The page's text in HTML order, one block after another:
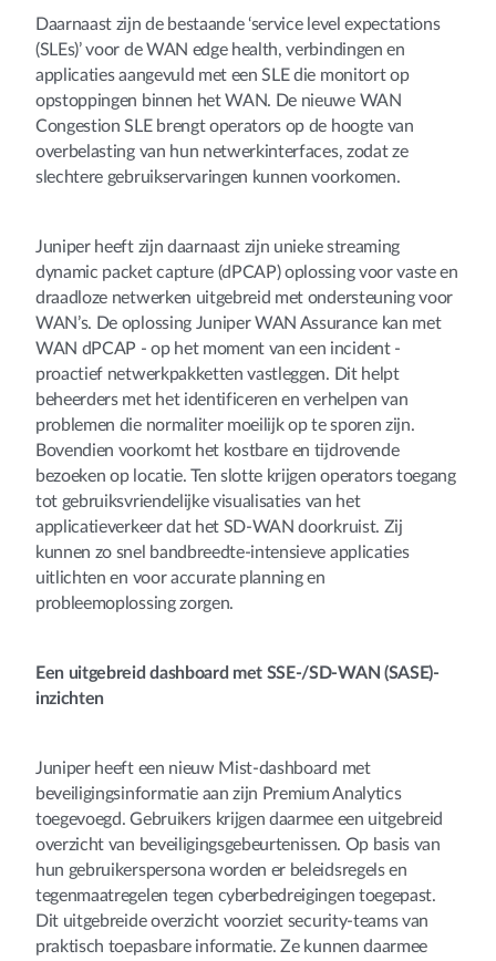
Daarnaast zijn de bestaande ‘service level expectations
(SLEs)’ voor de WAN edge health, verbindingen en
applicaties aangevuld met een SLE die monitort op
opstoppingen binnen het WAN. De nieuwe WAN
Congestion SLE brengt operators op de hoogte van
overbelasting van hun netwerkinterfaces, zodat ze
slechtere gebruikservaringen kunnen voorkomen.
Juniper heeft zijn daarnaast zijn unieke streaming
dynamic packet capture (dPCAP) oplossing voor vaste en
draadloze netwerken uitgebreid met ondersteuning voor
WAN’s. De oplossing Juniper WAN Assurance kan met
WAN dPCAP - op het moment van een incident -
proactief netwerkpakketten vastleggen. Dit helpt
beheerders met het identificeren en verhelpen van
problemen die normaliter moeilijk op te sporen zijn.
Bovendien voorkomt het kostbare en tijdrovende
bezoeken op locatie. Ten slotte krijgen operators toegang
tot gebruiksvriendelijke visualisaties van het
applicatieverkeer dat het SD-WAN doorkruist. Zij
kunnen zo snel bandbreedte-intensieve applicaties
uitlichten en voor accurate planning en
probleemoplossing zorgen.
Een uitgebreid dashboard met SSE-/SD-WAN (SASE)-
inzichten
Juniper heeft een nieuw Mist-dashboard met
beveiligingsinformatie aan zijn Premium Analytics
toegevoegd. Gebruikers krijgen daarmee een uitgebreid
overzicht van beveiligingsgebeurtenissen. Op basis van
hun gebruikerspersona worden er beleidsregels en
tegenmaatregelen tegen cyberbedreigingen toegepast.
Dit uitgebreide overzicht voorziet security-teams van
praktisch toepasbare informatie. Ze kunnen daarmee